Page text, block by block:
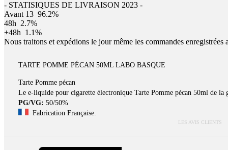
- STATISIQUES DE LIVRAISON 2023 -
Avant 13 96.2%
48h 2.7%
+48h 1.1%
Nous traitons et expédions le jour même les commandes
TARTE POMME PÉCAN 50ML LABO BASQUE
Tarte Pomme pécan
Le e-liquide pour cigarette électronique Tarte Pomme pécan 50ml de
PG/VG: 50/50%
Fabrication Française.
LES AVIS CLIENTS